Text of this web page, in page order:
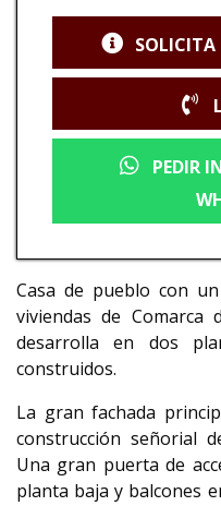
PEDIR
Casa de pueblo con
viviendas de Comarca
desarrolla en dos
construidos.
La gran fachada
construcción señorial
Una gran puerta de
planta baja y balcones